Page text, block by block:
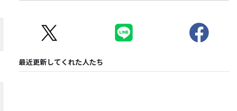
最近更新してくれた人たち